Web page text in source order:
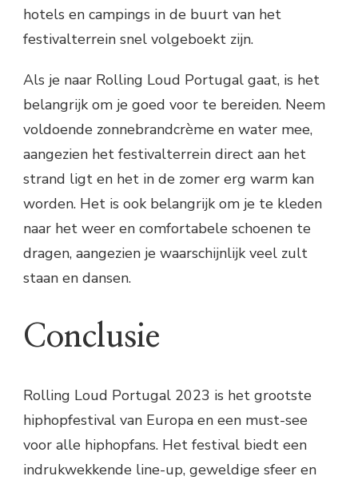
hotels en campings in de buurt van het
festivalterrein snel volgeboekt zijn.
Als je naar Rolling Loud Portugal gaat, is het
belangrijk om je goed voor te bereiden. Neem
voldoende zonnebrandcrème en water mee,
aangezien het festivalterrein direct aan het
strand ligt en het in de zomer erg warm kan
worden. Het is ook belangrijk om je te kleden
naar het weer en comfortabele schoenen te
dragen, aangezien je waarschijnlijk veel zult
staan en dansen.
Conclusie
Rolling Loud Portugal 2023 is het grootste
hiphopfestival van Europa en een must-see
voor alle hiphopfans. Het festival biedt een
indrukwekkende line-up, geweldige sfeer en